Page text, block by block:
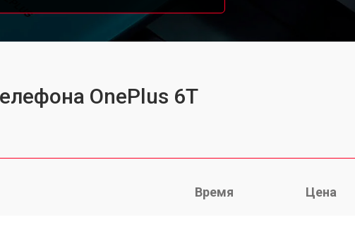
OnePlus 6T
Время Цена